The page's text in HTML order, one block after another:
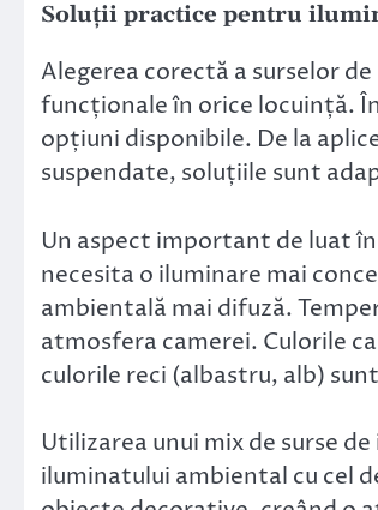
Soluții practice pentru
Alegerea corectă a surselor
funcționale în orice locuință.
opțiuni disponibile. De la
suspendate, soluțiile sunt
Un aspect important de luat
necesita o iluminare mai
ambientală mai difuză.
atmosfera camerei. Culorile
culorile reci (albastru, alb)
Utilizarea unui mix de surse
iluminatului ambiental cu cel